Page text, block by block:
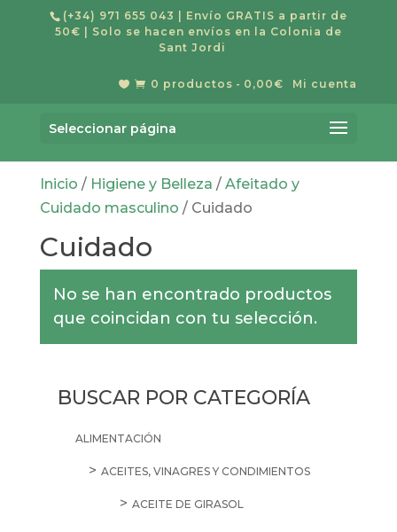
(+34) 971 655 043
| Envío GRATIS a partir de
50€ | Solo se hacen envíos en la Colonia de
Sant Jordi
Mi cuenta
  0 productos 0,00€
Seleccionar página
Búsqueda
Inicio / Higiene y Belleza / Afeitado y
Cuidado masculino / Cuidado
Cuidado
No se han encontrado productos
que coincidan con tu selección.
BUSCAR POR CATEGORÍA
ALIMENTACIÓN
ACEITES, VINAGRES Y CONDIMIENTOS
ACEITE DE GIRASOL